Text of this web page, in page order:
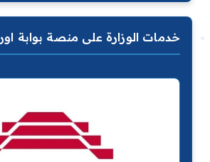
خدمات الوزارة على منصة بوابة اور